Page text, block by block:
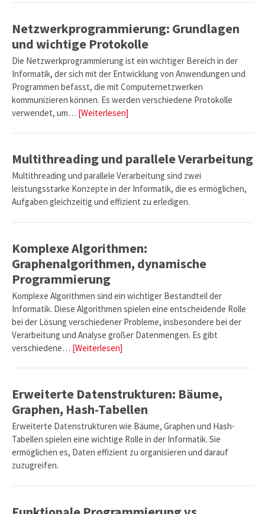
Netzwerkprogrammierung: Grundlagen
und wichtige Protokolle
Die Netzwerkprogrammierung ist ein wichtiger Bereich in der
Informatik, der sich mit der Entwicklung von Anwendungen und
Programmen befasst, die mit Computernetzwerken
kommunizieren können. Es werden verschiedene Protokolle
verwendet, um… [Weiterlesen]
Multithreading und parallele Verarbeitung
Multithreading und parallele Verarbeitung sind zwei
leistungsstarke Konzepte in der Informatik, die es ermöglichen,
Aufgaben gleichzeitig und effizient zu erledigen.
Komplexe Algorithmen:
Graphenalgorithmen, dynamische
Programmierung
Komplexe Algorithmen sind ein wichtiger Bestandteil der
Informatik. Diese Algorithmen spielen eine entscheidende Rolle
bei der Lösung verschiedener Probleme, insbesondere bei der
Verarbeitung und Analyse großer Datenmengen. Es gibt
verschiedene… [Weiterlesen]
Erweiterte Datenstrukturen: Bäume,
Graphen, Hash-Tabellen
Erweiterte Datenstrukturen wie Bäume, Graphen und Hash-
Tabellen spielen eine wichtige Rolle in der Informatik. Sie
ermöglichen es, Daten effizient zu organisieren und darauf
zuzugreifen.